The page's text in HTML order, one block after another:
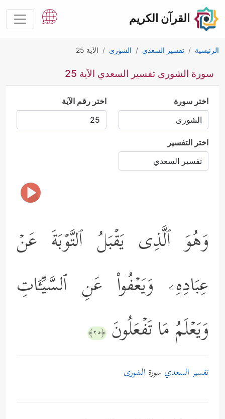
القرآن الكريم
الرئيسية تفسير السعدي الشورى الآية 25
سورة الشورى تفسير السعدي الآية 25
اختر سورة اختر رقم الآية
اختر التفسير
وَهُوَ ٱلَّذِی یَقۡبَلُ ٱلتَّوۡبَةَ عَنۡ
عِبَادِهِۦ وَیَعۡفُواْ عَنِ ٱلسَّیِّـَٔاتِ
وَیَعۡلَمُ مَا تَفۡعَلُونَ ﴿٢٥﴾
تفسير السعدي سورة الشورى